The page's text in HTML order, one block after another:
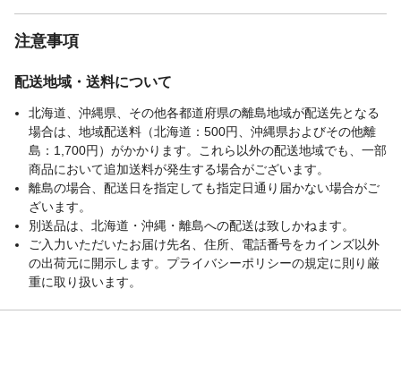
注意事項
配送地域・送料について
北海道、沖縄県、その他各都道府県の離島地域が配送先となる
場合は、地域配送料（北海道：500円、沖縄県およびその他離
島：1,700円）がかかります。これら以外の配送地域でも、一部
商品において追加送料が発生する場合がございます。
離島の場合、配送日を指定しても指定日通り届かない場合がご
ざいます。
別送品は、北海道・沖縄・離島への配送は致しかねます。
ご入力いただいたお届け先名、住所、電話番号をカインズ以外
の出荷元に開示します。プライバシーポリシーの規定に則り厳
重に取り扱います。